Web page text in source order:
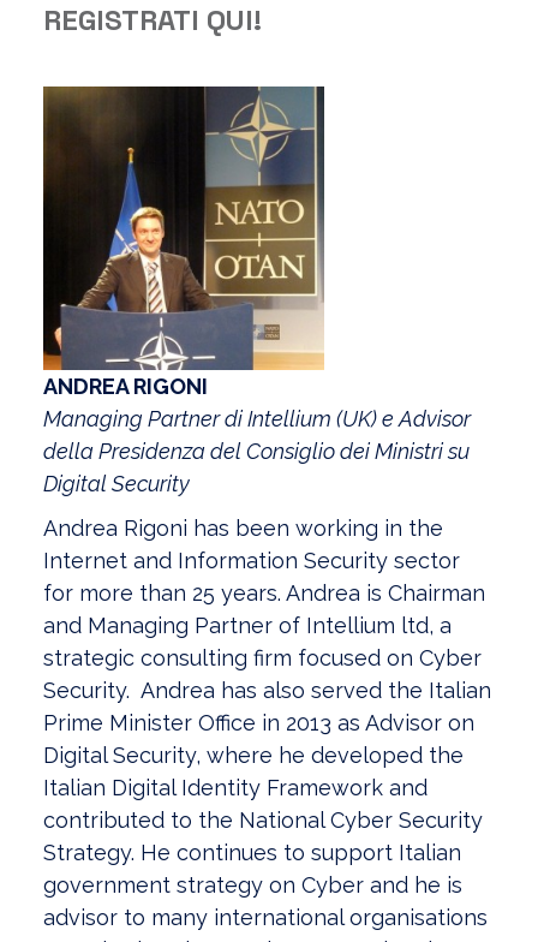
REGISTRATI QUI!
ANDREA RIGONI
Managing Partner di Intellium (UK) e Advisor
della Presidenza del Consiglio dei Ministri su
Digital Security
Andrea Rigoni has been working in the
Internet and Information Security sector
for more than 25 years. Andrea is Chairman
and Managing Partner of Intellium ltd, a
strategic consulting firm focused on Cyber
Security. Andrea has also served the Italian
Prime Minister Office in 2013 as Advisor on
Digital Security, where he developed the
Italian Digital Identity Framework and
contributed to the National Cyber Security
Strategy. He continues to support Italian
government strategy on Cyber and he is
advisor to many international organisations